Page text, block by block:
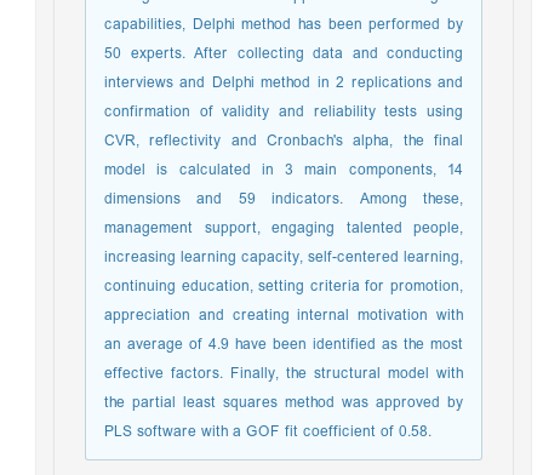
capabilities, Delphi method has been performed by
50 experts. After collecting data and conducting
interviews and Delphi method in 2 replications and
confirmation of validity and reliability tests using
CVR, reflectivity and Cronbach's alpha, the final
model is calculated in 3 main components, 14
dimensions and 59 indicators. Among these,
management support, engaging talented people,
increasing learning capacity, self-centered learning,
continuing education, setting criteria for promotion,
appreciation and creating internal motivation with
an average of 4.9 have been identified as the most
effective factors. Finally, the structural model with
the partial least squares method was approved by
PLS software with a GOF fit coefficient of 0.58.